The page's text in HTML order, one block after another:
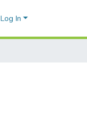
Log In